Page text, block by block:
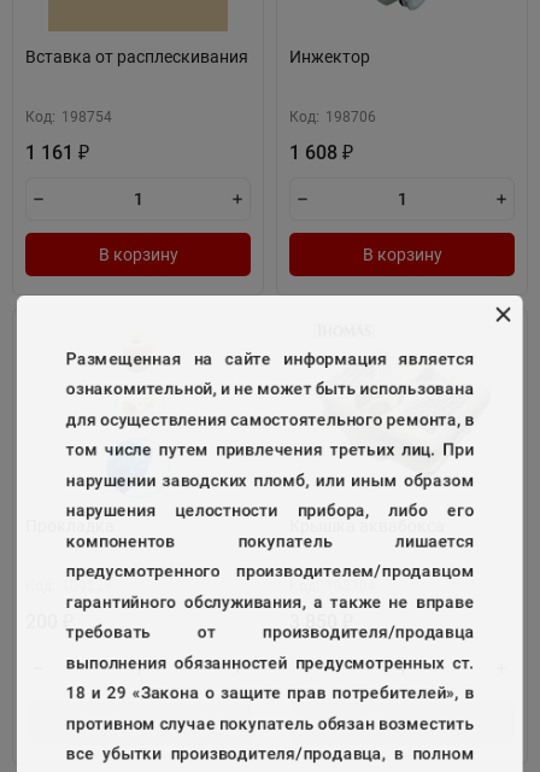
Размещенная на сайте информация является
ознакомительной, и не может быть использована
для осуществления самостоятельного ремонта, в
том числе путем привлечения третьих лиц. При
нарушении заводских пломб, или иным образом
нарушения целостности прибора, либо его
компонентов покупатель лишается
предусмотренного производителем/продавцом
гарантийного обслуживания, а также не вправе
требовать от производителя/продавца
выполнения обязанностей предусмотренных ст.
18 и 29 «Закона о защите прав потребителей», в
противном случае покупатель обязан возместить
все убытки производителя/продавца, в полном
Вставка от расплескивания
Код: 198754
1 161 ₽
В корзину
Инжектор
Код: 198706
1 608 ₽
В корзину
Прокладка
В корзину
Крышка аквабокса
В корзину